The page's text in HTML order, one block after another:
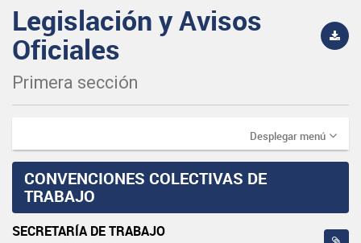
Legislación y Avisos
Oficiales
Primera sección
Desplegar menú
CONVENCIONES COLECTIVAS DE
TRABAJO
SECRETARÍA DE TRABAJO